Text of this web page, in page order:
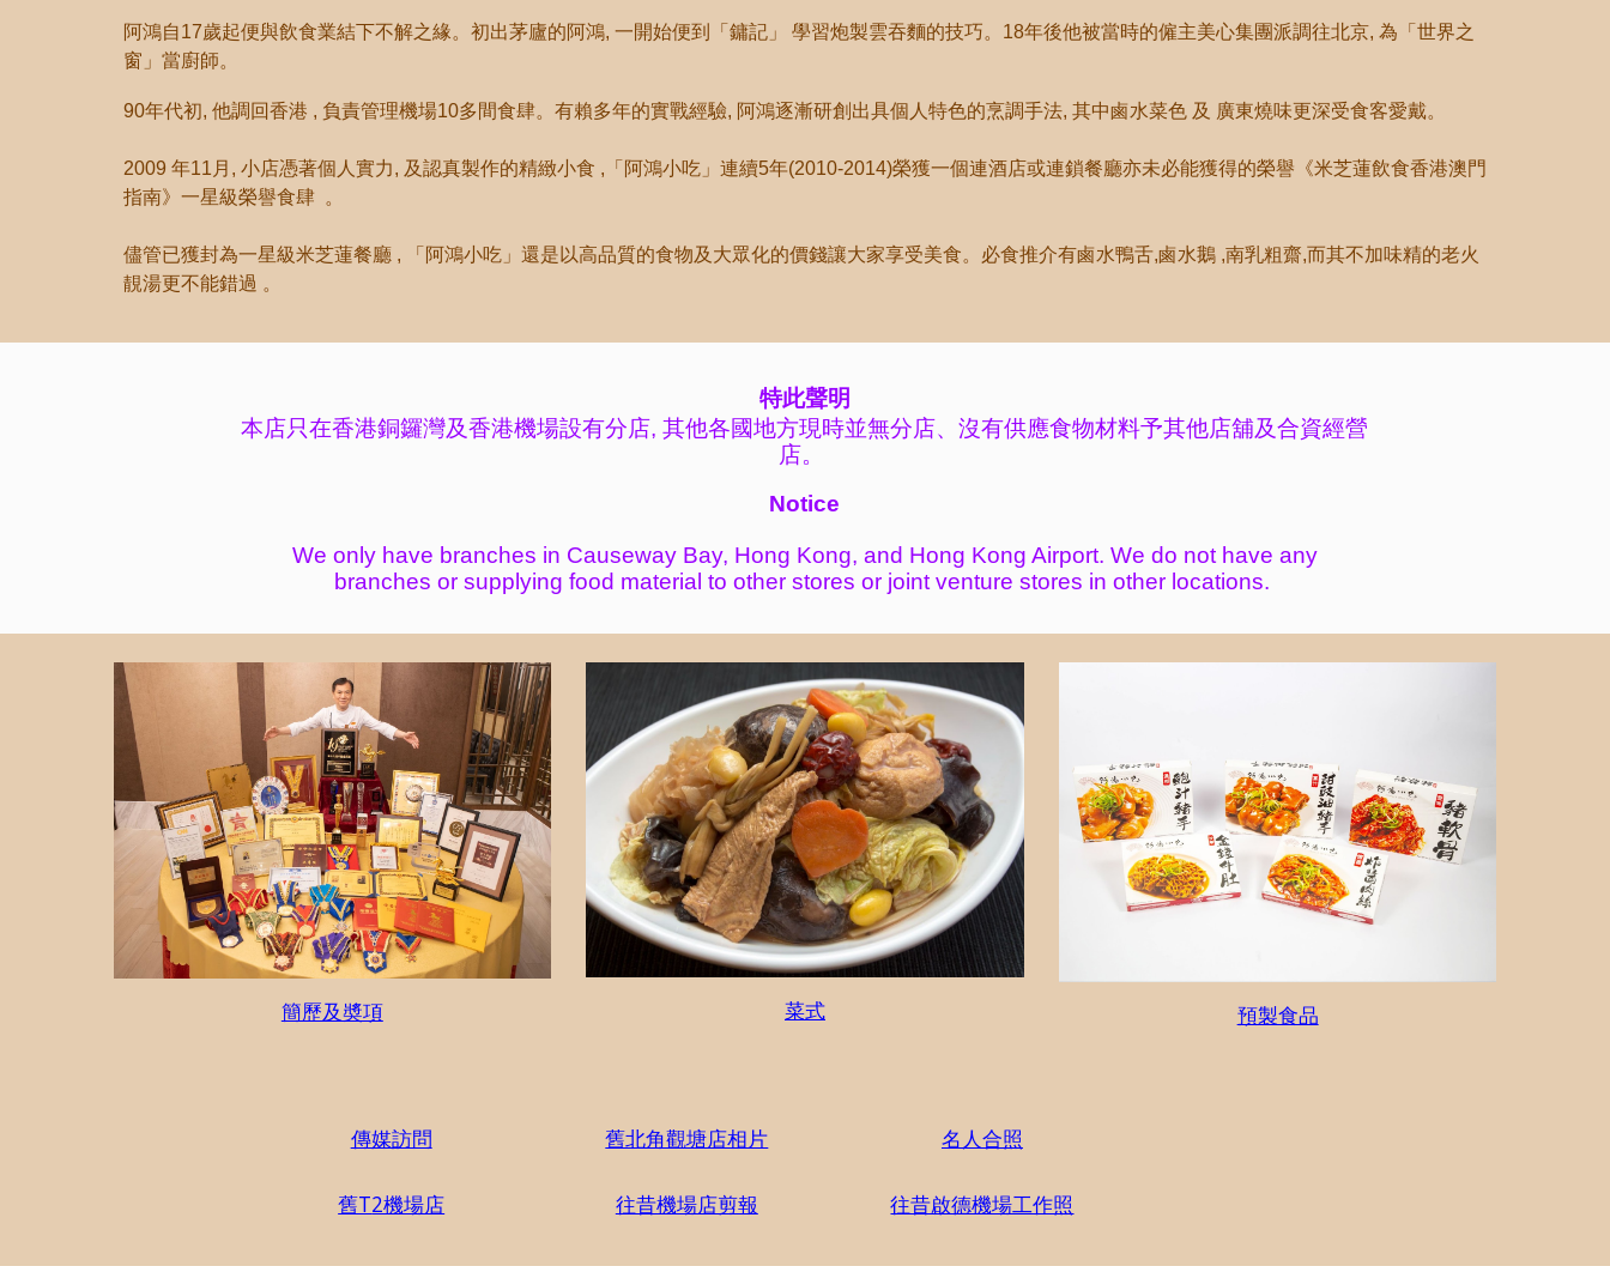
阿鴻自17歲起便與飲食業結下不解之緣。初出茅廬的阿鴻, 一開始便到 「 鏞記」 學習炮製雲吞麵的技巧。18年後他被當時的僱主美心集團派調往北京, 為 「 世界之
窗 」 當廚師。
90年代初, 他調回香港 , 負責管理機場10多間食肆。有賴多年的實戰經驗, 阿鴻逐漸研創出具個人特色的烹調手法, 其中鹵水菜色 及 廣東燒味更深受食客愛戴。
2009 年11月, 小店憑著個人實力, 及認真製作的精緻小食 , 「 阿鴻小吃」 連續5年(2010-2014)榮獲一個連酒店或連鎖餐廳亦未必能獲得的榮譽《米芝蓮飲食香港澳門
指南》一星級榮譽食肆 。
儘管已獲封為一星級米芝蓮餐廳 , 「 阿鴻小吃」 還是以高品質的食物及大眾化的價錢讓大家享受美食。必食推介有鹵水鴨舌,鹵水鵝 ,南乳粗齋,而其不加味精的老火
靚湯更不能錯過 。
特此聲明
本店只在香港銅鑼灣及香港機場設有分店, 其他各國地方現時並無分店、沒有供應食物材料予其他店舖及合資經營
店。
Notice
We only have branches in Causeway Bay, Hong Kong, and Hong Kong Airport. We do not have any
branches or supplying food material to other stores or joint venture stores in other locations.
簡歷及奬項 菜式 預製食品
傳媒訪問
舊T2機場店
舊北角觀塘店相片
往昔機場店剪報
名人合照
往昔啟德機場工作照